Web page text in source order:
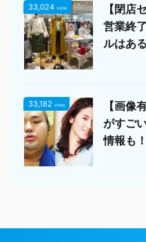
33,024 view
【閉店
営業終
ルはあ
33,182 view
【画像
がすご
情報も！